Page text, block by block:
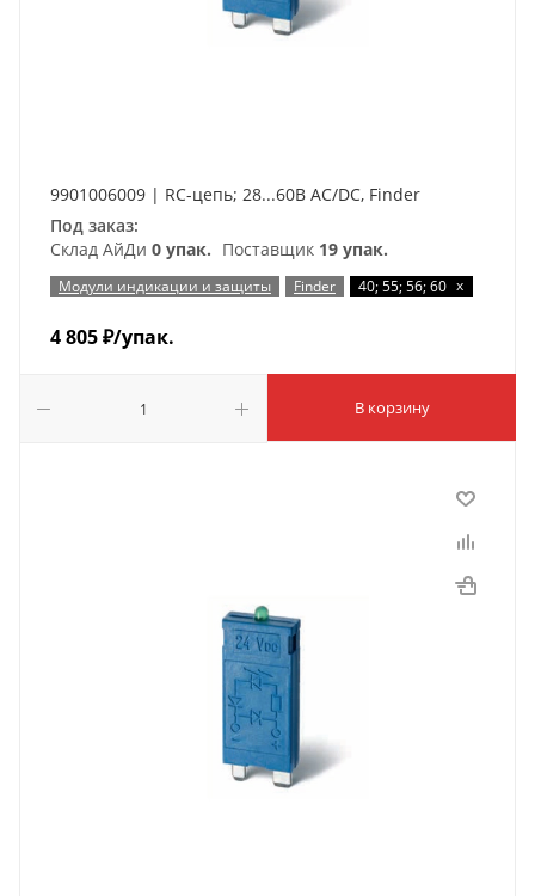
9901006009 | RC-цепь; 28...60В AC/DC, Finder
Под заказ:
Склад АйДи 0 упак. Поставщик 19 упак.
Модули индикации и защиты Finder 40; 55; 56; 60 x
4 805₽/упак.
В корзину